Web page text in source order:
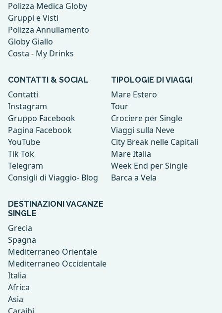
Polizza Medica Globy
Gruppi e Visti
Polizza Annullamento
Globy Giallo
Costa - My Drinks
CONTATTI & SOCIAL
Contatti
Instagram
Gruppo Facebook
Pagina Facebook
YouTube
Tik Tok
Telegram
Consigli di Viaggio- Blog
TIPOLOGIE DI VIAGGI
Mare Estero
Tour
Crociere per Single
Viaggi sulla Neve
City Break nelle Capitali
Mare Italia
Week End per Single
Barca a Vela
DESTINAZIONI VACANZE
SINGLE
Grecia
Spagna
Mediterraneo Orientale
Mediterraneo Occidentale
Italia
Africa
Asia